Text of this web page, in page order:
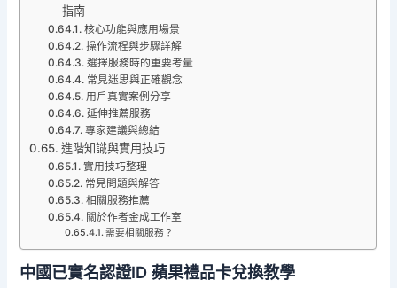
指南
核心功能與應用場景
操作流程與步驟詳解
選擇服務時的重要考量
常見迷思與正確觀念
用戶真實案例分享
延伸推薦服務
專家建議與總結
進階知識與實用技巧
實用技巧整理
常見問題與解答
相關服務推薦
關於作者金成工作室
需要相關服務？
中國已實名認證ID 蘋果禮品卡兌換教學